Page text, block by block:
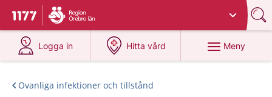
Till startsidan för 1177
Du har valt region
Logga in
på 1177.se
Hitta vård
på 1177.se
Meny
Ovanliga infektioner och tillstånd